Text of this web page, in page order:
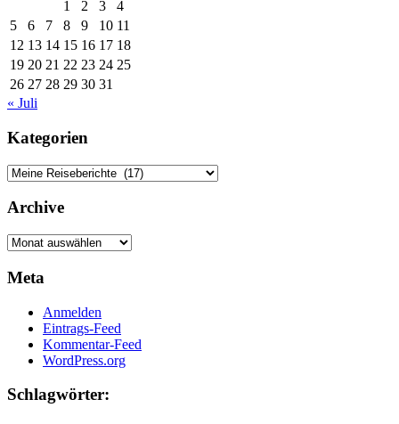
1
2 3
4
5
6 7 8 9 10 11
12 13 14 15 16 17 18
19 20 21 22 23 24 25
26 27 28 29 30 31
« Juli
Kategorien
Kategorien
Archive
Archive
Meta
Anmelden
Eintrags-Feed
Kommentar-Feed
WordPress.org
Schlagwörter: